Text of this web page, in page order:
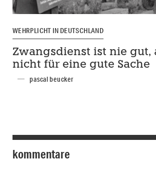
WEHRPLICHT IN DEUTSCHLAND
Zwangsdienst ist nie gut,
nicht für eine gute Sache
pascal beucker
kommentare